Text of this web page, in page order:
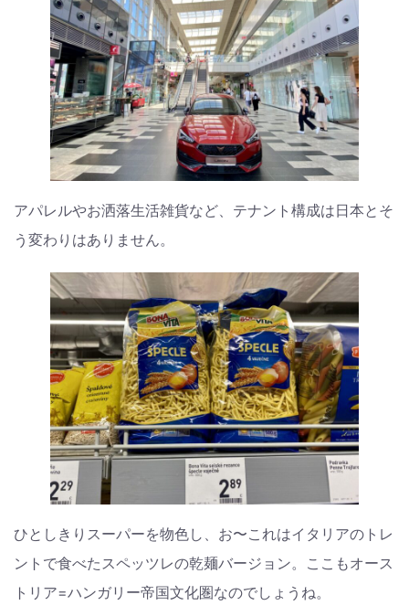
アパレルやお洒落生活雑貨など、テナント構成は日本とそ
う変わりはありません。
ひとしきりスーパーを物色し、お〜これはイタリアのトレ
ントで食べたスペッツレの乾麺バージョン。ここもオース
トリア=ハンガリー帝国文化圏なのでしょうね。